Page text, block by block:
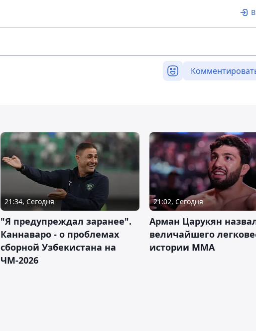
21:34, Сегодня
"Я предупреждал заранее".
Каннаваро - о проблемах
сборной Узбекистана на
ЧМ-2026
21:02, Сегодня
Арман Царукян
величайшего
истории ММА